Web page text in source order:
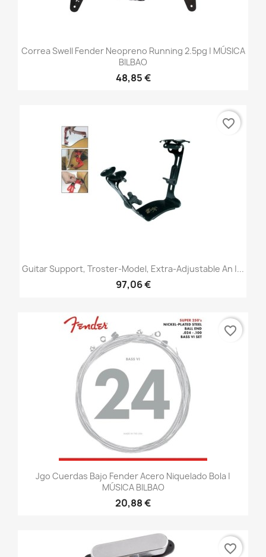
Correa Swell Fender Neopreno Running 2.5pg | MÚSICA
BILBAO
48,85 €
Guitar Support, Troster-Model, Extra-Adjustable An |...
97,06 €
favorite_border
Jgo Cuerdas Bajo Fender Acero Niquelado Bola |
MÚSICA BILBAO
20,88 €
favorite_border
favorite_border